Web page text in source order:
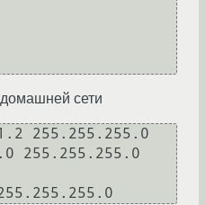
сети
255.255.255.0
255.255.255.0